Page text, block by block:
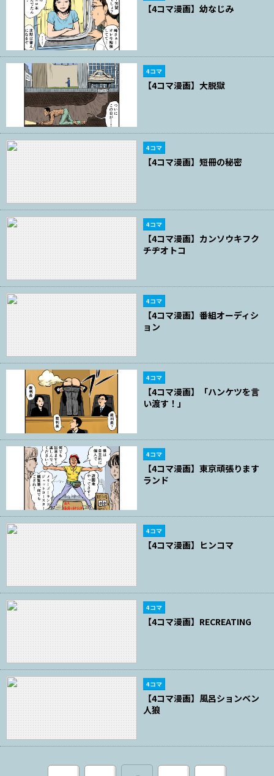
【4コマ漫画】幼なじみ
4コマ
【4コマ漫画】大脱獄
4コマ
【4コマ漫画】短冊の秘密
4コマ
【4コマ漫画】カンソウキフク
チヂオトコ
4コマ
【4コマ漫画】番組オーディシ
ョン
4コマ
【4コマ漫画】「ハンケツを言
い渡す！」
4コマ
【4コマ漫画】東京頑張ります
ランド
4コマ
【4コマ漫画】ヒンコマ
4コマ
【4コマ漫画】RECREATING
4コマ
【4コマ漫画】風呂ションベン
人狼